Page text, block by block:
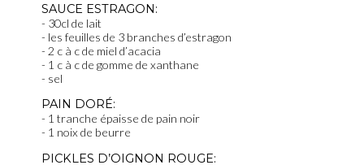
SAUCE ESTRAGON:
30cl de lait
les feuilles de 3 branches d’estragon
2 c à c de miel d’acacia
1 c à c de gomme de xanthane
sel
PAIN DORÉ:
1 tranche épaisse de pain noir
1 noix de beurre
PICKLES D’OIGNON ROUGE: